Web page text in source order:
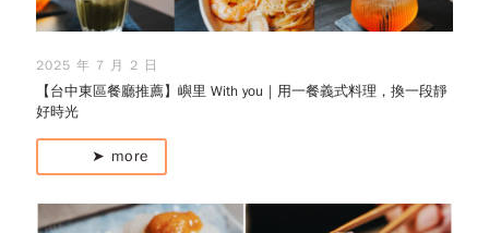
2025 年 7 月 2 日
【台中東區餐廳推薦】嶼里 With you｜用一餐義式料理，換一段靜
好時光
➤ more